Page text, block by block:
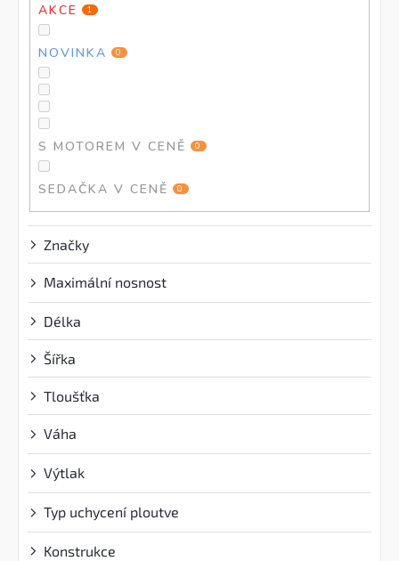
AKCE 1
NOVINKA 0
S MOTOREM V CENĚ 0
SEDAČKA V CENĚ 0
Značky
Maximální nosnost
Délka
Šířka
Tloušťka
Váha
Výtlak
Typ uchycení ploutve
Konstrukce